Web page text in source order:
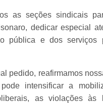
as seções sindicais
dedicar especial
pública e dos
pedido, reafirmamos
intensificar a
as violações